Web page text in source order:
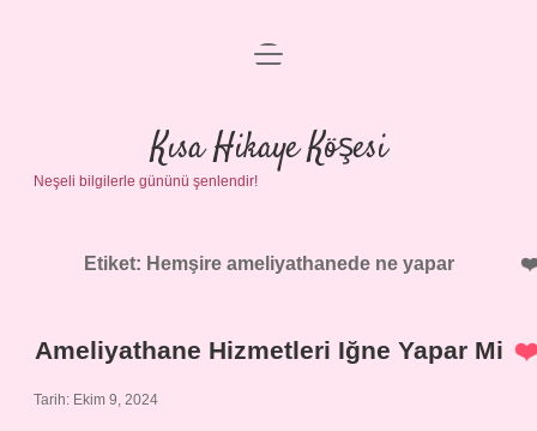
Anasayfa
Gizlilik Politikası
Yasal Uyarı
menüyü
Kısa Hikaye Köşesi
Neşeli bilgilerle gününü şenlendir!
Etiket: Hemşire ameliyathanede ne yapar
Ameliyathane Hizmetleri Iğne Yapar Mi
Tarih: Ekim 9, 2024